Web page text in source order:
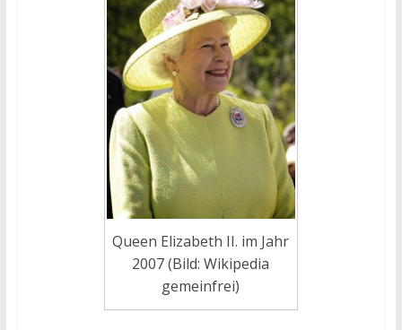
Queen Elizabeth II. im Jahr
2007 (Bild: Wikipedia
gemeinfrei)